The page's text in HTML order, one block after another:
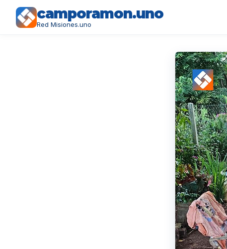
camporamon.uno
Red Misiones.uno